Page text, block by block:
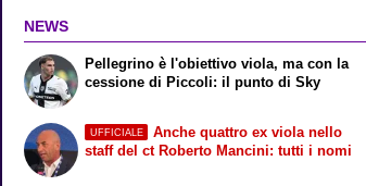
NEWS
Pellegrino è l'obiettivo viola, ma con la
cessione di Piccoli: il punto di Sky
UFFICIALE
Anche quattro ex viola nello
staff del ct Roberto Mancini: tutti i nomi